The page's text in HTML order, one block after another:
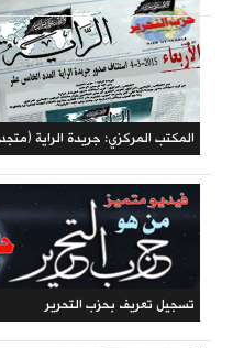
حملات الحزب
المكتبة الحزبية